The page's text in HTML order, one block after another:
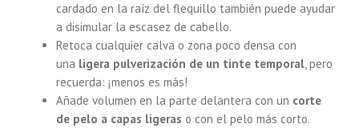
cardado en la raíz del flequillo también puede ayudar
a disimular la escasez de cabello.
Retoca cualquier calva o zona poco densa con
una ligera pulverización de un tinte temporal, pero
recuerda: ¡menos es más!
Añade volumen en la parte delantera con un corte
de pelo a capas ligeras o con el pelo más corto.